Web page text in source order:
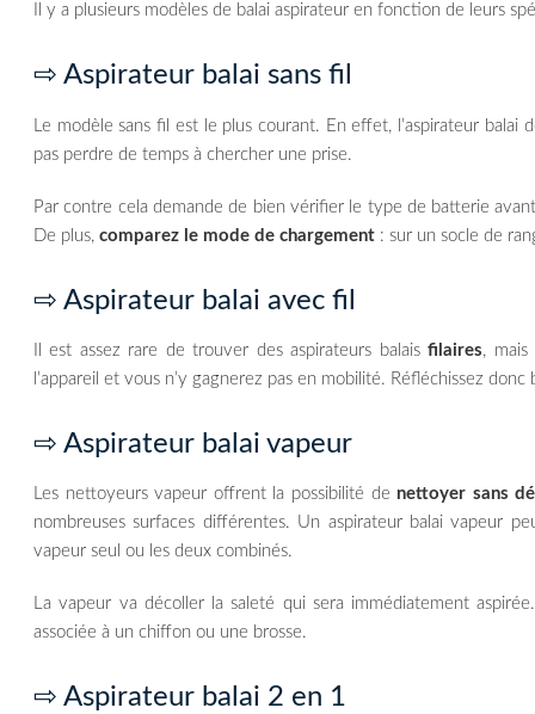
Il y a plusieurs modèles de balai aspirateur en fonction de leurs
⇨ Aspirateur balai sans fil
Le modèle sans fil est le plus courant. En effet, l’aspirateur
pas perdre de temps à chercher une prise.
Par contre cela demande de bien vérifier le type de batterie
De plus, comparez le mode de chargement : sur un socle de
⇨ Aspirateur balai avec fil
Il est assez rare de trouver des aspirateurs balaisfilaires, mais
l’appareil et vous n’y gagnerez pas en mobilité. Réfléchissez
⇨ Aspirateur balai vapeur
Les nettoyeurs vapeur offrent la possibilité de nettoyer sans
nombreuses surfaces différentes. Un aspirateur balai vapeur
vapeur seul ou les deux combinés.
La vapeur va décoller la saleté qui sera immédiatement
associée à un chiffon ou une brosse.
⇨ Aspirateur balai 2 en 1